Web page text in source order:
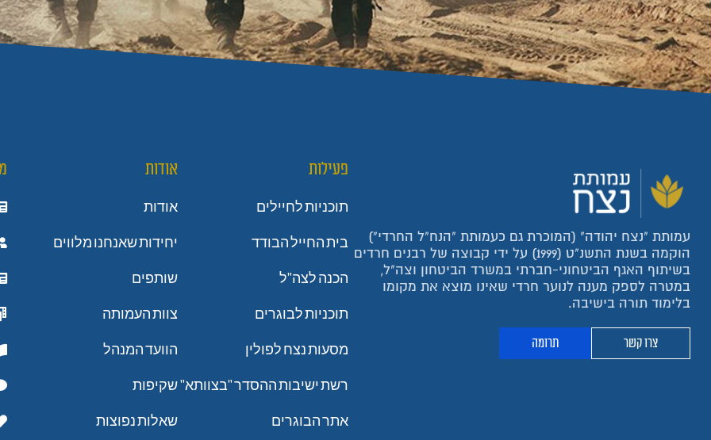
עמותת "נצח יהודה" (המוכרת גם כעמותת "הנח"ל החרדי")
הוקמה בשנת התשנ"ט (1999) על ידי קבוצה של רבנים חרדים
בשיתוף האגף הביטחוני-חברתי במשרד הביטחון וצה"ל,
במטרה לספק מענה לנוער חרדי שאינו מוצא את מקומו
בלימוד תורה בישיבה.
צרו קשר תרומה
פעילות
תוכניות לחיילים
בית החייל הבודד
הכנה לצה"ל
תוכניות לבוגרים
מסעות נצח לפולין
רשת ישיבות ההסדר "בצוותא"
אתר הבוגרים
אודות
אודות
יחידות שאנחנו מלווים
שותפים
צוות העמותה
הוועד המנהל
שקיפות
שאלות נפוצות